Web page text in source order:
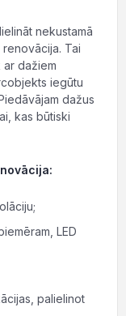
nekustamā
Tai
dažiem
iegūtu
dažus
kas būtiski
LED
palielinot